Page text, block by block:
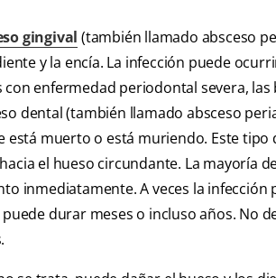
gingival (también llamado absceso
y la encía. La infección puede
con enfermedad periodontal severa,
dental (también llamado absceso
está muerto o está muriendo. Este tipo
el hueso circundante. La mayoría
inmediatamente. A veces la infección
durar meses o incluso años. No